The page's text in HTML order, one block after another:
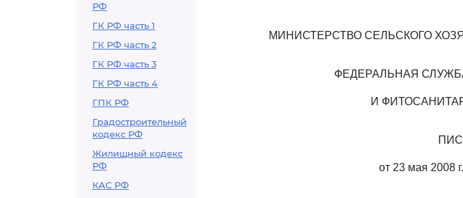
РФ
ГК РФ часть 1
ГК РФ часть 2
ГК РФ часть 3
ГК РФ часть 4
ГПК РФ
Градостроительный
кодекс РФ
Жилищный кодекс
РФ
КАС РФ
МИНИСТЕРСТВО СЕЛЬСКОГО
ФЕДЕРАЛЬНАЯ
И
от 23 мая 2008